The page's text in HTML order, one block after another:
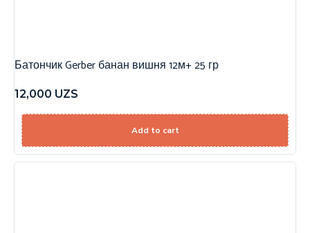
Батончик Gerber банан вишня 12м+ 25 гр
12,000 UZS
Add to cart